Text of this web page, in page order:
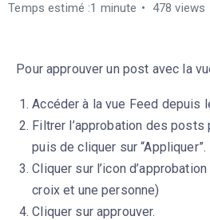
Temps estimé :1 minute 478 views
Pour approuver un post avec la
Accéder à la vue Feed depuis
Filtrer l’approbation des posts
puis de cliquer sur “Appliquer”.
Cliquer sur l’icon
croix et une personne)
Cliquer sur approuver.